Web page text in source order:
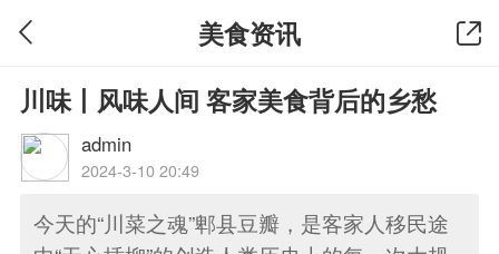
美食资讯
川味丨风味人间 客家美食背后的乡愁
admin
2024-3-10 20:49
今天的“川菜之魂”郫县豆瓣，是客家人移民途